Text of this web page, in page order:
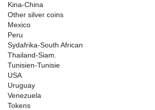
Kina-China
Other silver coins
Mexico
Peru
Sydafrika-South African
Thailand-Siam.
Tunisien-Tunisie
USA
Uruguay
Venezuela
Tokens